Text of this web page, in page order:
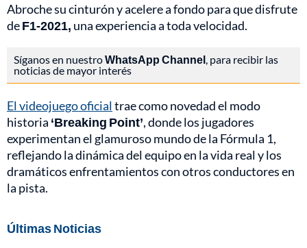
Abroche su cinturón y acelere a fondo para que disfrute
deF1-2021, una experiencia a toda velocidad.
Síganos en nuestroWhatsApp Channel , para recibir las
noticias de mayor interés
El videojuego oficialtrae como novedad el modo
historia ‘Breaking Point’, donde los jugadores
experimentan el glamuroso mundo de la Fórmula 1,
reflejando la dinámica del equipo en la vida real y los
dramáticos enfrentamientos con otros conductores en
la pista.
Últimas Noticias